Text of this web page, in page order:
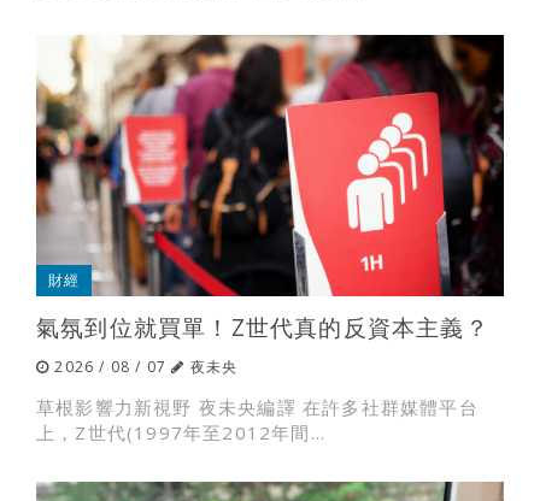
財經
氣氛到位就買單！Z世代真的反資本主義？
2026 / 08 / 07 夜未央
草根影響力新視野 夜未央編譯 在許多社群媒體平台
上，Z世代(1997年至2012年間...